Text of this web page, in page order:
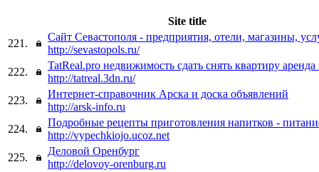
Site title
221.
Сайт Севастополя - предприятия, отели, магазины,
http://sevastopols.ru/
222.
TatReal.pro недвижимость cдать снять квартиру
http://tatreal.3dn.ru/
223.
Интернет-справочник Арска и доска объявлений
http://arsk-info.ru
224.
Подробные рецепты приготовления напитков -
http://vypechkiojo.ucoz.net
225.
Деловой Оренбург
http://delovoy-orenburg.ru